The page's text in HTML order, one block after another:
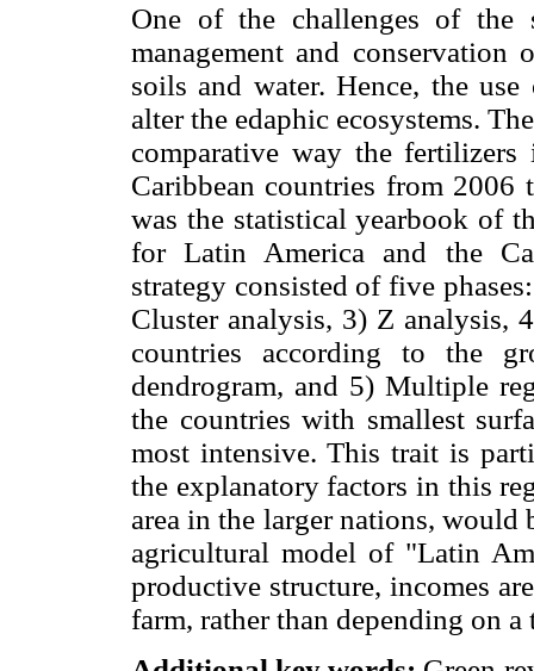
One of the challenges of the
management and conservation
soils and water. Hence, the
alter the edaphic ecosystems.
comparative way the
Caribbean countries from
was the statistical yearbook of
for Latin America and the
strategy consisted of five
Cluster analysis, 3) Z analysis,
countries according to the
dendrogram, and 5) Multiple
the countries with smallest
most intensive. This trait is
the explanatory factors in this
area in the larger nations, would
agricultural model of "Latin
productive structure, incomes
farm, rather than depending on